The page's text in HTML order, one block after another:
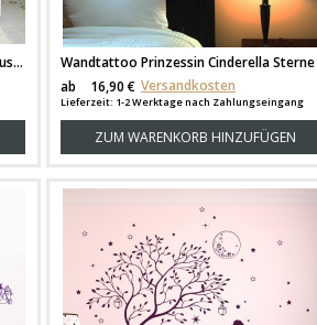
Wandtattoo Prinzessin mit Kutsche Mäuse Elfen und fluoreszierenden Leuchtsternen M1190
ab
16,90 € Versandkosten
Lieferzeit: 1-2 Werktage nach Zahlungseingang
ZUM WARENKORB HINZUFÜGEN